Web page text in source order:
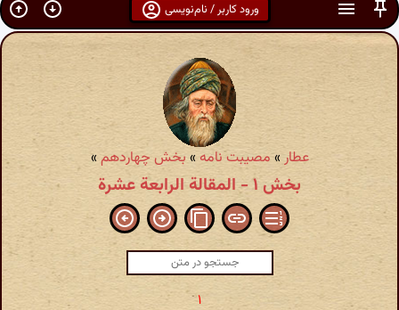
ورود کاربر / نام‌نویسی
عطار » مصیبت نامه» بخش چهاردهم»
بخش ۱ - المقالة الرابعة عشرة